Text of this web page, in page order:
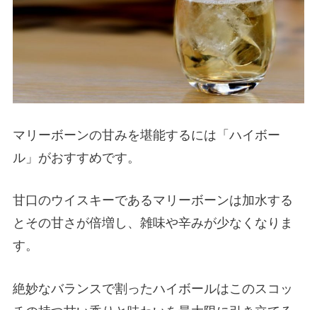
マリーボーンの甘みを堪能するには「ハイボー
ル」がおすすめです。
甘口のウイスキーであるマリーボーンは加水する
とその甘さが倍増し、雑味や辛みが少なくなりま
す。
絶妙なバランスで割ったハイボールはこのスコッ